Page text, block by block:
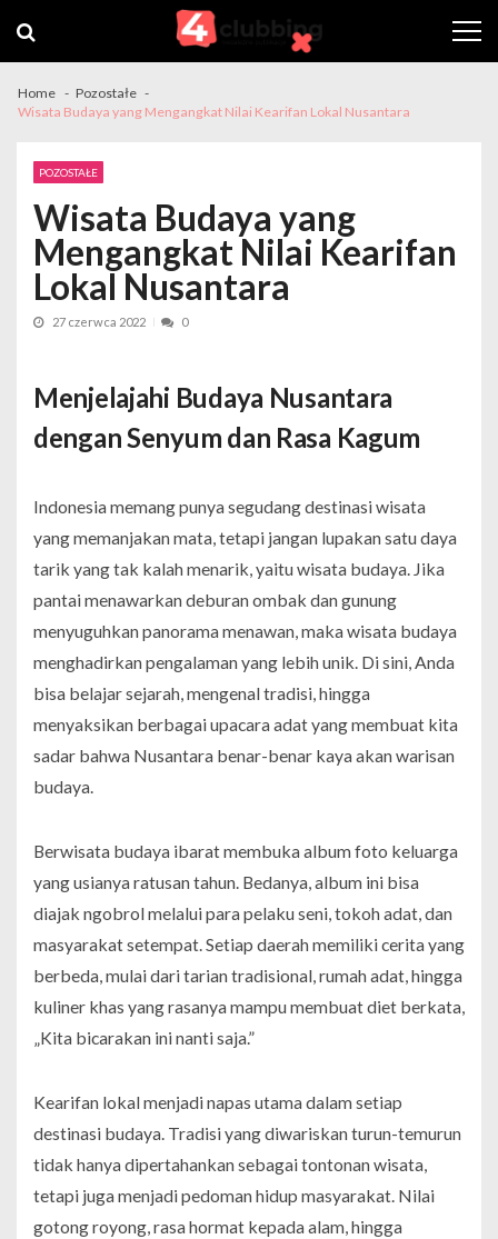
navigation
content
Home
Pozostałe
Wisata Budaya yang Mengangkat Nilai Kearifan Lokal Nusantara
POZOSTAŁE
Wisata Budaya yang
Mengangkat Nilai Kearifan
Lokal Nusantara
27 czerwca 2022 0
Menjelajahi Budaya Nusantara
dengan Senyum dan Rasa Kagum
Indonesia memang punya segudang destinasi wisata
yang memanjakan mata, tetapi jangan lupakan satu daya
tarik yang tak kalah menarik, yaitu wisata budaya. Jika
pantai menawarkan deburan ombak dan gunung
menyuguhkan panorama menawan, maka wisata budaya
menghadirkan pengalaman yang lebih unik. Di sini, Anda
bisa belajar sejarah, mengenal tradisi, hingga
menyaksikan berbagai upacara adat yang membuat kita
sadar bahwa Nusantara benar-benar kaya akan warisan
budaya.
Berwisata budaya ibarat membuka album foto keluarga
yang usianya ratusan tahun. Bedanya, album ini bisa
diajak ngobrol melalui para pelaku seni, tokoh adat, dan
masyarakat setempat. Setiap daerah memiliki cerita yang
berbeda, mulai dari tarian tradisional, rumah adat, hingga
kuliner khas yang rasanya mampu membuat diet berkata,
„Kita bicarakan ini nanti saja.”
Kearifan lokal menjadi napas utama dalam setiap
destinasi budaya. Tradisi yang diwariskan turun-temurun
tidak hanya dipertahankan sebagai tontonan wisata,
tetapi juga menjadi pedoman hidup masyarakat. Nilai
gotong royong, rasa hormat kepada alam, hingga